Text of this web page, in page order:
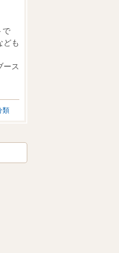
で
ども
ース
類